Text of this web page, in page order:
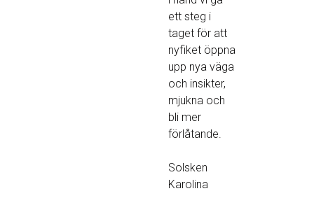
ett steg i
taget för att
nyfiket öppna
upp nya väga
och insikter,
mjukna och
bli mer
förlåtande.
Solsken
Karolina